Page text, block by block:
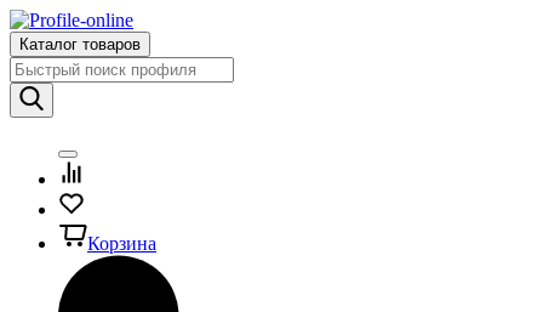
Каталог товаров
Корзина